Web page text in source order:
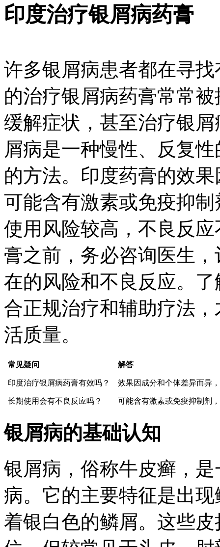
印度治疗银屑病药膏
许多银屑病患者都在寻
的治疗银屑病药膏常常
缓解症状，甚至治疗银
屑病是一种慢性、反复
的方法。印度药膏的效
可能含有激素或免疫抑
使用风险较高，不良反
膏之前，务必咨询医生
在的风险和不良反应。
合正规治疗和辅助疗法
活质量。
常见疑问 解答
印度治疗银屑病药膏有效吗？ 效果因成分和个体差异而异
长期使用会有不良反应吗？ 可能含有激素或免疫抑制剂
银屑病的基础认知
银屑病，俗称牛皮癣，
病。它的主要特征是出
着银白色的鳞屑。这些